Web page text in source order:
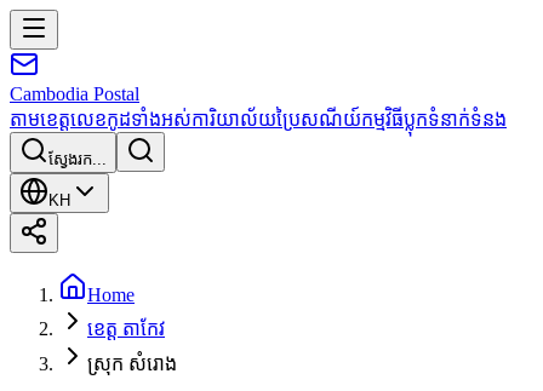
Cambodia Postal
តាមខេត្តលេខកូដទាំងអស់ការិយាល័យប្រៃសណីយ៍កម្មវិធីប្លុកទំនាក់ទំនង
ស្វែងរក...
KH
Home
ខេត្ត តាកែវ
ស្រុក សំរោង